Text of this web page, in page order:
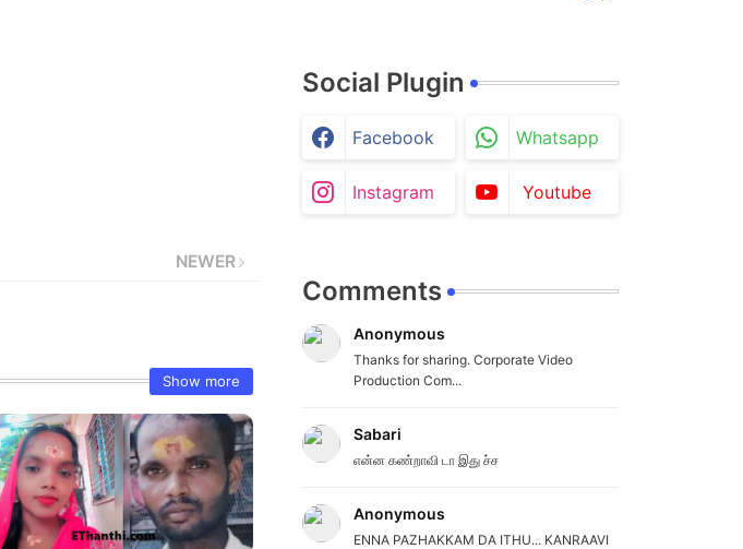
NEWER
Show more
Social Plugin
Facebook Whatsapp
Instagram Youtube
Comments
Anonymous
Thanks for sharing. Corporate Video
Production Com...
Sabari
என்ன கண்றாவி டா இது ச்ச
Anonymous
ENNA PAZHAKKAM DA ITHU... KANRAAVI